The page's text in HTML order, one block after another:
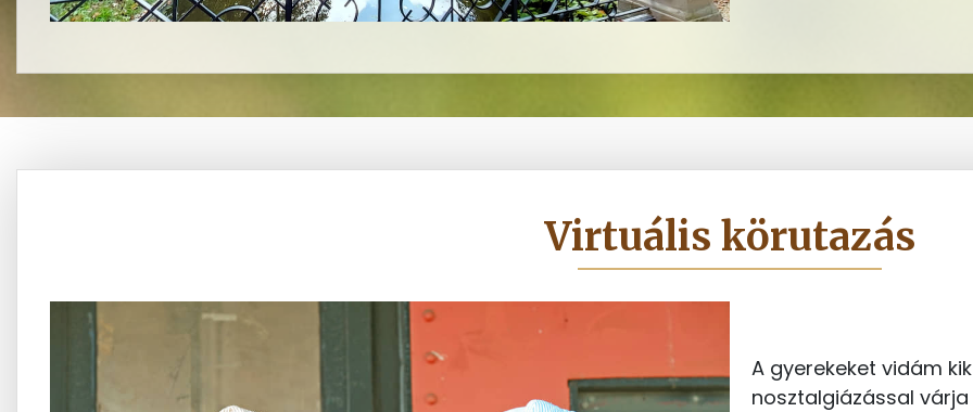
Virtuális körutazás
A gyerekeket vidám
nosztalgiázással